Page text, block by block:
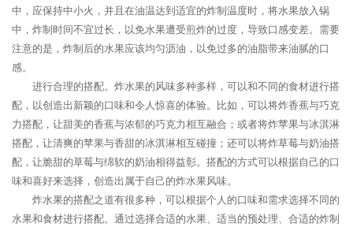
中，应保持中小火，并且在油温达到适宜的炸制温度时，将水果放入锅
中，炸制时间不宜过长，以免水果遭受煎炸的过度，导致口感变差。需要
注意的是，炸制后的水果应该均匀沥油，以免过多的油脂带来油腻的口
感。
进行合理的搭配。炸水果的风味多种多样，可以和不同的食材进行搭
配，以创造出新颖的口味和令人惊喜的体验。比如，可以将炸香蕉与巧克
力搭配，让甜美的香蕉与浓郁的巧克力相互融合；或者将炸苹果与冰淇淋
搭配，让清爽的苹果与香甜的冰淇淋相互碰撞；还可以将炸草莓与奶油搭
配，让脆甜的草莓与绵软的奶油相得益彰。搭配的方式可以根据自己的口
味和喜好来选择，创造出属于自己的炸水果风味。
炸水果的搭配之道有很多种，可以根据个人的口味和需求选择不同的
水果和食材进行搭配。通过选择合适的水果、适当的预处理、合适的炸制